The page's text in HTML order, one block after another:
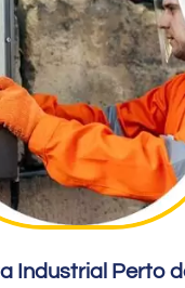
Industrial Perto